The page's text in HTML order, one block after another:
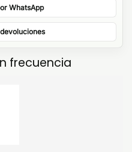
WhatsApp
frecuencia